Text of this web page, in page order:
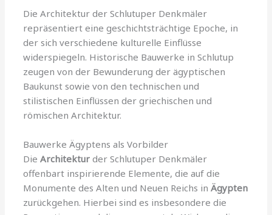
Die Architektur der Schlutuper Denkmäler
repräsentiert eine geschichtsträchtige Epoche, in
der sich verschiedene kulturelle Einflüsse
widerspiegeln. Historische Bauwerke in Schlutup
zeugen von der Bewunderung der ägyptischen
Baukunst sowie von den technischen und
stilistischen Einflüssen der griechischen und
römischen Architektur.
Bauwerke Ägyptens als Vorbilder
DieArchitektur der Schlutuper Denkmäler
offenbart inspirierende Elemente, die auf die
Monumente des Alten und Neuen Reichs inÄgypten
zurückgehen. Hierbei sind es insbesondere die